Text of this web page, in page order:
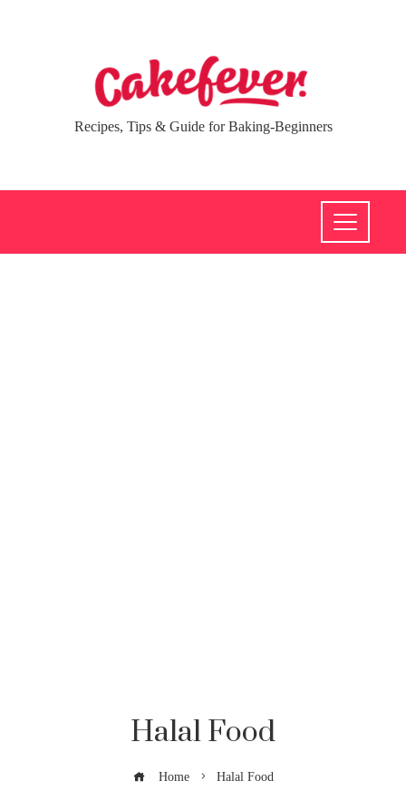
Recipes, Tips & Guide for Baking-Beginners
Halal Food
Home Halal Food